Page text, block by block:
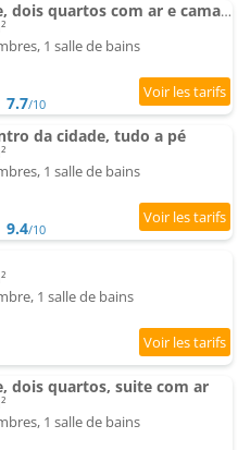
Centro da cidade, dois quartos com ar e cama de casal
1 salle de bains
7.7/10
da cidade, tudo a pé
1 salle de bains
9.4/10
1 salle de bains
dois quartos, suite com ar
1 salle de bains